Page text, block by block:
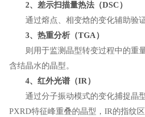
2、差示扫描量热法（DSC）
通过熔点、相变焓的变化辅助验
3、热重分析（TGA）
则用于监测晶型转变过程中的重
含结晶水的晶型。
4、红外光谱（IR）
通过分子振动模式的变化捕捉晶
PXRD特征峰重叠的晶型，IR的指纹